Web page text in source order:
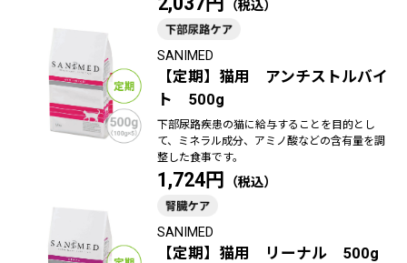
SANIMED
【定期】猫用 アンチストルバイ
ト 500g
下部尿路疾患の猫に給与することを目的とし
て、ミネラル成分、アミノ酸などの含有量を調
整した食事です。
1,724円
SANIMED
【定期】猫用 リーナル 500g